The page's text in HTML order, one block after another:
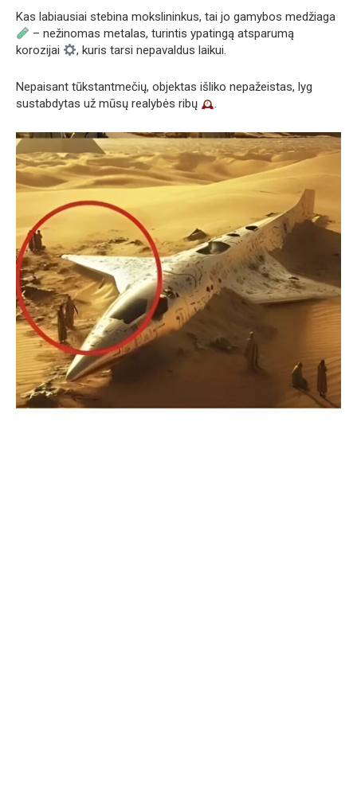
Kas labiausiai stebina mokslininkus, tai jo gamybos medžiaga
– nežinomas metalas, turintis ypatingą atsparumą
korozijai
, kuris tarsi nepavaldus laikui.
Nepaisant tūkstantmečių, objektas išliko nepažeistas, lyg
sustabdytas už mūsų realybės ribų
.